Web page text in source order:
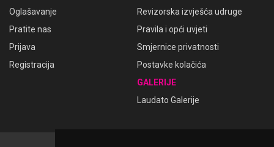
Oglašavanje
Pratite nas
Prijava
Registracija
Revizorska izvješća udruge
Pravila i opći uvjeti
Smjernice privatnosti
Postavke kolačića
GALERIJE
Laudato Galerije